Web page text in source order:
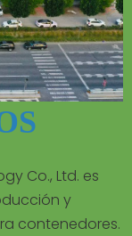
Co., Ltd. es
y
contenedores.